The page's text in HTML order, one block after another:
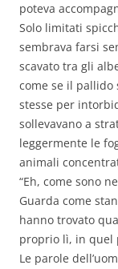
poteva
Solo limitati
sembrava farsi
scavato tra gli
come se il pallido
stesse per
sollevavano a
leggermente le
animali
“Eh, come sono
Guarda come
hanno trovato
proprio lì, in quel
Le parole